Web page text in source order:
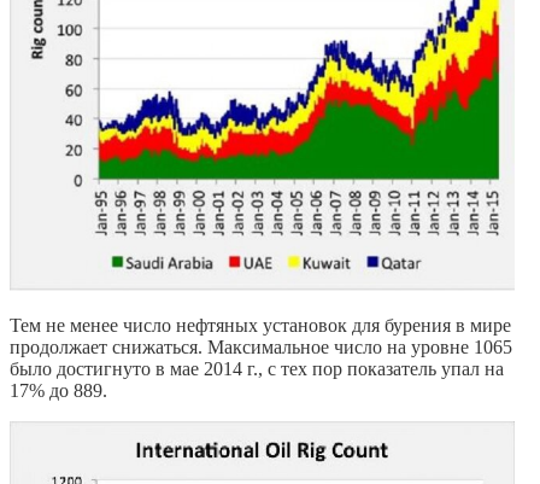
Тем не менее число нефтяных установок для бурения в мире
продолжает снижаться. Максимальное число на уровне 1065
было достигнуто в мае 2014 г., с тех пор показатель упал на
17% до 889.